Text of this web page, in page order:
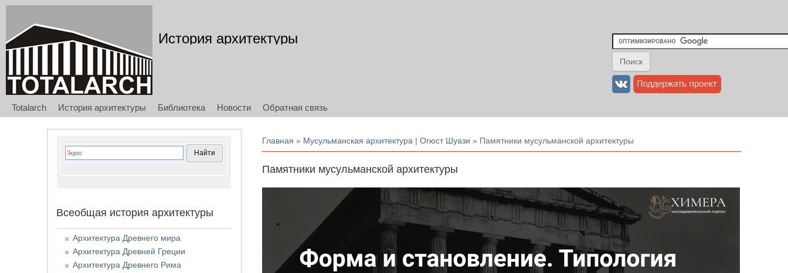
История архитектуры
Totalarch История архитектуры Библиотека Новости Обратная связь
Вы здесь
Главная » Мусульманская архитектура | Огюст Шуази » Памятники мусульманской архитектуры
Памятники мусульманской архитектуры
Всеобщая история архитектуры
Архитектура Древнего мира
Архитектура Древней Греции
Архитектура Древнего Рима